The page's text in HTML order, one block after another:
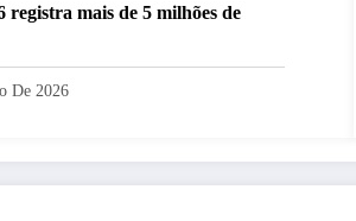
registra mais de 5 milhões de
De 2026